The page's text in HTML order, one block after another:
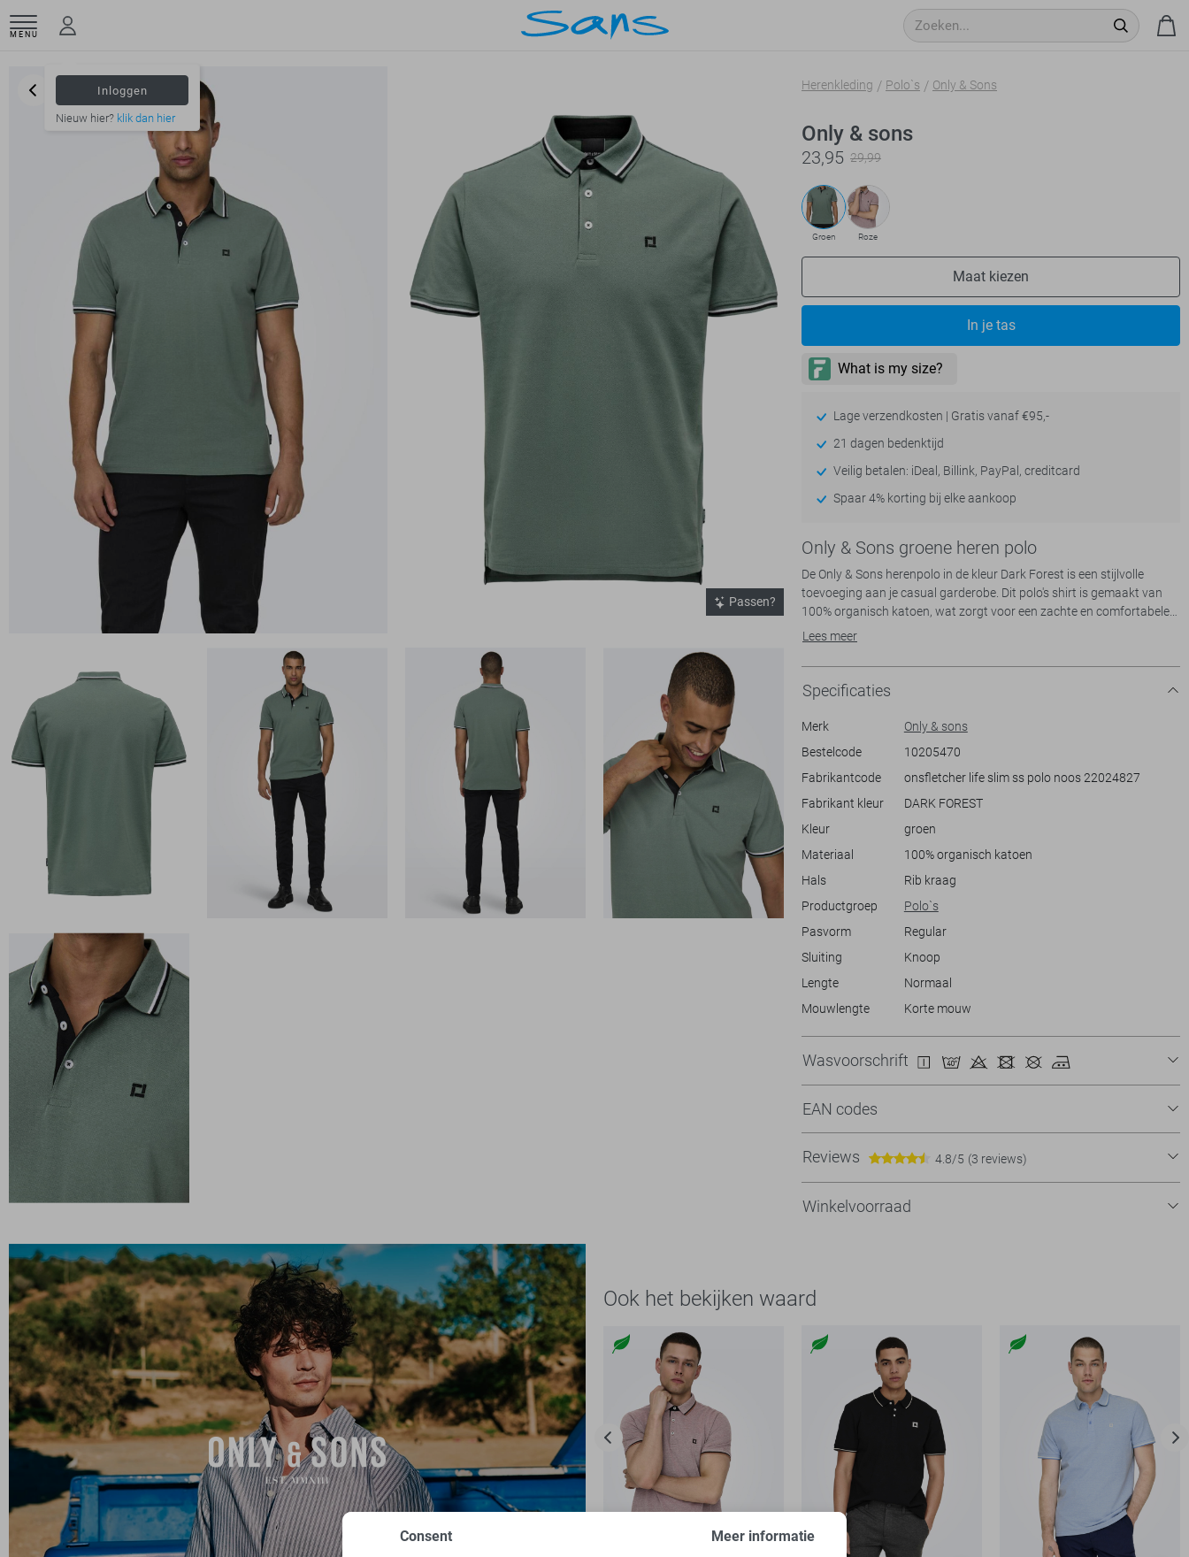
MENU
Inloggen
Nieuw hier? klik dan hier
Passen?
Herenkleding Polo`s Only & Sons
Only & sons
23,95 29,99
Groen Roze
Maat kiezen
- levertijd 2-5 dagenIn je tas
Lage verzendkosten | Gratis vanaf €95,-
21 dagen bedenktijd
Veilig betalen: iDeal, Billink, PayPal, creditcard
Spaar 4% korting bij elke aankoop
Only & Sons groene heren polo
De Only & Sons herenpolo in de kleur Dark Forest is een stijlvolle
toevoeging aan je casual garderobe. Dit polo's shirt is gemaakt van
100% organisch katoen, wat zorgt voor een zachte en comfortabele
draagervaring. De regular fit geeft een relaxte uitstraling, terwijl de
toevoegt. De korte mouwen en normale lengte maken dit poloshirt
perfect voor dagelijks gebruik, of je nu op kantoor bent of een casual
dagje uit gepland hebt.
op de borst, wat het ontwerp eenvoudig maar toch opvallend maakt.
De veelzijdige kleur maakt het combineren met zowel jeans als nettere
broeken gemakkelijk, ideaal voor verschillende gelegenheden. Met zijn
een verantwoorde keuze voor je garderobe. Een uitstekende match
voor elke informele setting, waarmee je moeiteloos een verzorgde en
Lees meer
Specificaties
Merk
Only & sons
Bestelcode
10205470
Fabrikantcode
onsfletcher life slim ss polo noos 22024827
Fabrikant kleur
DARK FOREST
Kleur
groen
Materiaal
100% organisch katoen
Hals
Rib kraag
Productgroep
Polo`s
Pasvorm
Regular
Sluiting
Knoop
Lengte
Normaal
Mouwlengte
Korte mouw
Wasvoorschrift
EAN codes
Reviews 4.8/5 (3 reviews)
Winkelvoorraad
Ook het bekijken waard
Consent Meer informatie